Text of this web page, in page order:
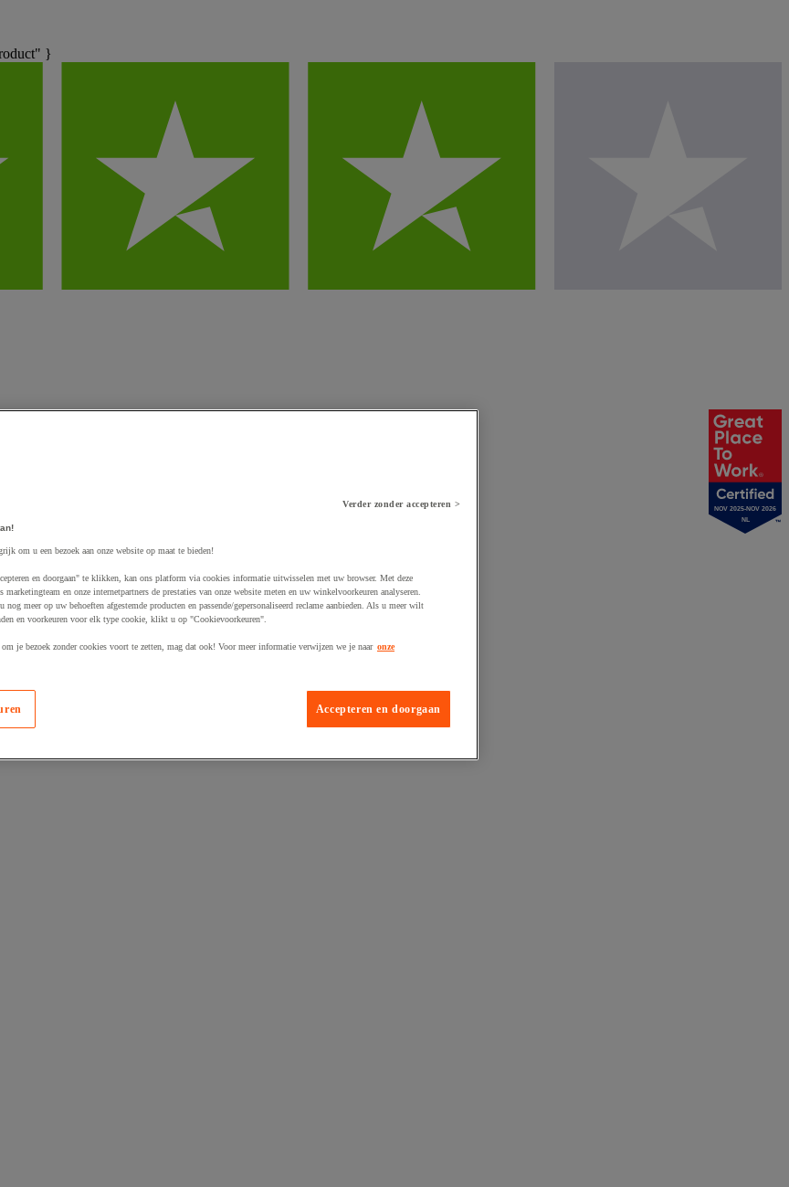
}
NOV 2025-NOV 2026
NL
Verder zonder accepteren >
om u een bezoek aan onze website op maat te bieden!
en doorgaan" te klikken, kan ons platform via cookies informatie uitwisselen met uw browser. Met deze
marketingteam en onze internetpartners de prestaties van onze website meten en uw winkelvoorkeuren analyseren.
meer op uw behoeften afgestemde producten en passende/gepersonaliseerd reclame aanbieden. Als u meer wilt
en voorkeuren voor elk type cookie, klikt u op "Cookievoorkeuren".
je bezoek zonder cookies voort te zetten, mag dat ook! Voor meer informatie verwijzen we je naar onze
Accepteren en doorgaan